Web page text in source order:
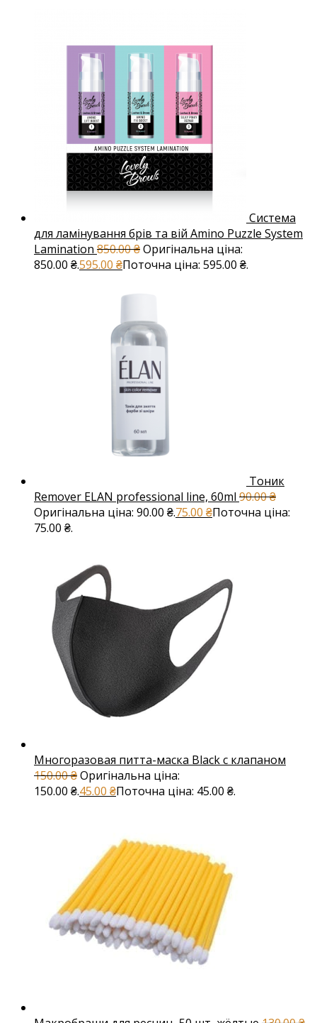
Система
для ламінування брів та вій Amino Puzzle System
Lamination 850.00₴Оригінальна ціна:
850.00 ₴.595.00 ₴Поточна ціна: 595.00 ₴.
Тоник
Remover ELAN professional line, 60ml 90.00₴
Оригінальна ціна: 90.00 ₴.75.00 ₴Поточна ціна:
75.00 ₴.
Многоразовая питта-маска Black с клапаном
150.00₴Оригінальна ціна:
150.00 ₴.45.00 ₴Поточна ціна: 45.00 ₴.